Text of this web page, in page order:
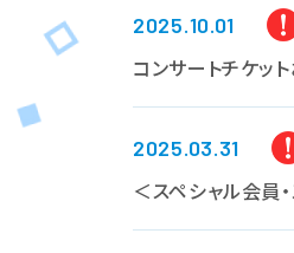
2025.10.01
コンサートチケッ
2025.03.31
＜スペシャル会員